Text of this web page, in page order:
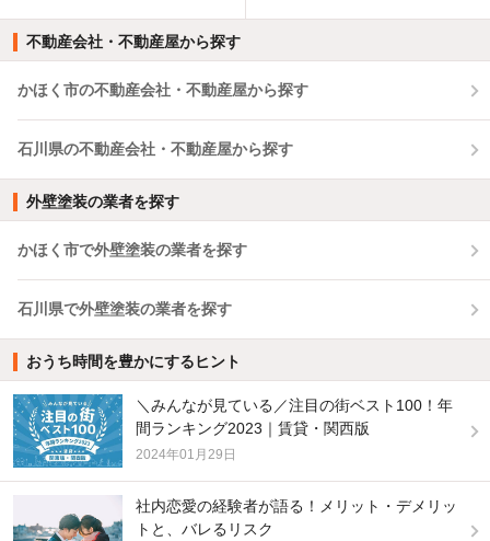
不動産会社・不動産屋から探す
かほく市の不動産会社・不動産屋から探す
石川県の不動産会社・不動産屋から探す
外壁塗装の業者を探す
かほく市で外壁塗装の業者を探す
石川県で外壁塗装の業者を探す
おうち時間を豊かにするヒント
＼みんなが見ている／注目の街ベスト100！年
間ランキング2023｜賃貸・関西版
2024年01月29日
社内恋愛の経験者が語る！メリット・デメリッ
トと、バレるリスク